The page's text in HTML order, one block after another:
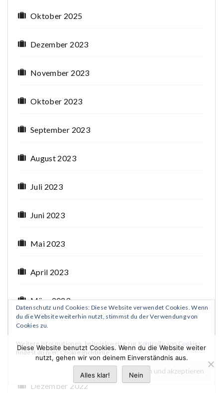
Oktober 2025
Dezember 2023
November 2023
Oktober 2023
September 2023
August 2023
Juli 2023
Juni 2023
Mai 2023
April 2023
März 2023
Februar 2023
Januar 2023
Dezember 2022
Datenschutz und Cookies: Diese Website verwendet Cookies. Wenn
du die Website weiterhin nutzt, stimmst du der Verwendung von
Cookies zu.
Weitere Informationen, beispielsweise zur Kontrolle von Cookies,
findest du hier:Cookie-Richtlinie
Diese Website benutzt Cookies. Wenn du die Website weiter
nutzt, gehen wir von deinem Einverständnis aus.
Alles klar! Nein